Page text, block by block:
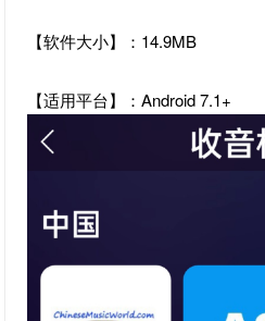
【软件大小】：14.9MB
【适用平台】：Android 7.1+